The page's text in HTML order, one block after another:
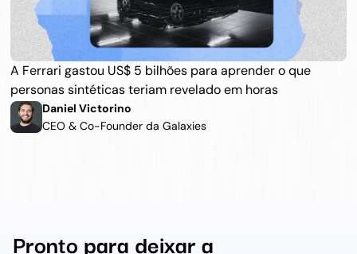
A Ferrari gastou US$ 5 bilhões para aprender o que
personas sintéticas teriam revelado em horas
Daniel Victorino
CEO & Co-Founder da Galaxies
Pronto para deixar a